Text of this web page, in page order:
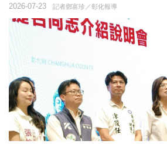
記者鄧富珍／彰化報導
2026-07-23